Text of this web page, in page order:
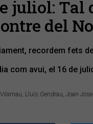
juliol:
del
recordem fets
com avui, el 16 de
Lluís Gendrau, Joan